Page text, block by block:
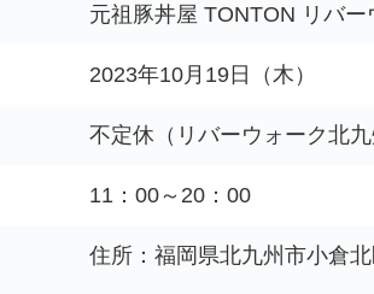
元祖豚丼屋 TONTON リバ
2023年10月19日（木）
不定休（リバーウォーク北九
11：00～20：00
住所：福岡県北九州市小倉